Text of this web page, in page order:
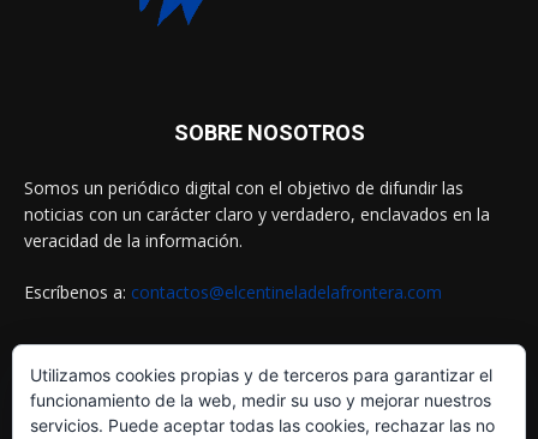
SOBRE NOSOTROS
Somos un periódico digital con el objetivo de difundir las
noticias con un carácter claro y verdadero, enclavados en la
veracidad de la información.
Escríbenos a: contactos@elcentineladelafrontera.com
SIGUENOS EN
Utilizamos cookies propias y de terceros para garantizar el
funcionamiento de la web, medir su uso y mejorar nuestros
servicios. Puede aceptar todas las cookies, rechazar las no